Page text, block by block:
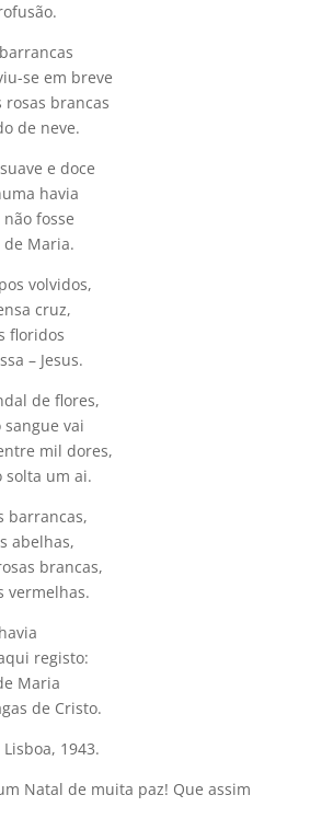
se em breve
rosas brancas
de neve.
e doce
havia
fosse
de Maria.
volvidos,
cruz,
floridos
– Jesus.
de flores,
sangue vai
mil dores,
solta um ai.
barrancas,
abelhas,
brancas,
vermelhas.
registo:
Maria
de Cristo.
1943.
Natal de muita paz! Que assim